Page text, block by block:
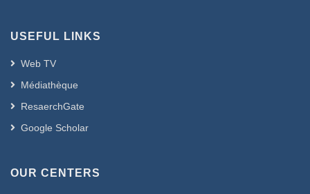
USEFUL LINKS
Web TV
Médiathèque
ResaerchGate
Google Scholar
OUR CENTERS